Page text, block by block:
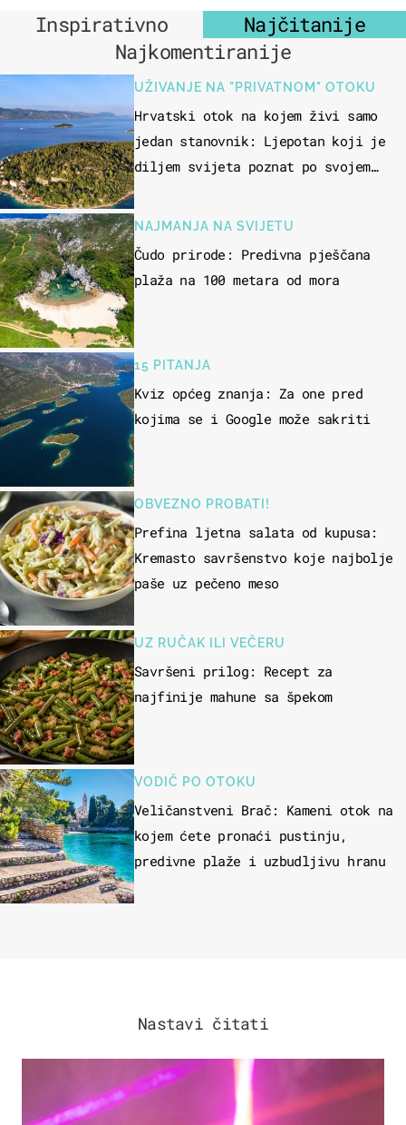
Inspirativno
Najčitanije
Najkomentiranije
UŽIVANJE NA "PRIVATNOM" OTOKU
Hrvatski otok na kojem živi samo
jedan stanovnik: Ljepotan koji je
diljem svijeta poznat po svojem
NAJMANJA NA SVIJETU
Čudo prirode: Predivna pješčana
plaža na 100 metara od mora
15 PITANJA
Kviz općeg znanja: Za one pred
kojima se i Google može sakriti
OBVEZNO PROBATI!
Prefina ljetna salata od kupusa:
Kremasto savršenstvo koje najbolje
paše uz pečeno meso
UZ RUČAK ILI VEČERU
Savršeni prilog: Recept za
najfinije mahune sa špekom
VODIČ PO OTOKU
Veličanstveni Brač: Kameni otok na
kojem ćete pronaći pustinju,
predivne plaže i uzbudljivu hranu
Nastavi čitati
KULTURA & ZABAVA